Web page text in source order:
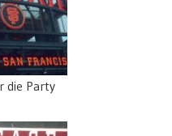
die Party